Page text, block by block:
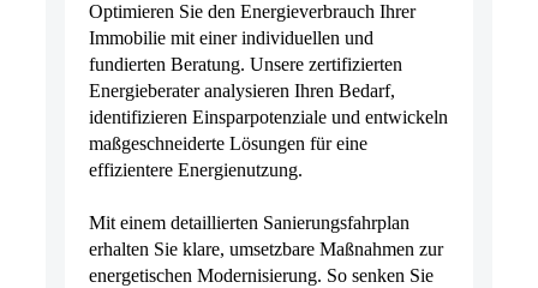
Optimieren Sie den Energieverbrauch Ihrer
Immobilie mit einer individuellen und
fundierten Beratung. Unsere zertifizierten
Energieberater analysieren Ihren Bedarf,
identifizieren Einsparpotenziale und entwickeln
maßgeschneiderte Lösungen für eine
effizientere Energienutzung.
Mit einem detaillierten Sanierungsfahrplan
erhalten Sie klare, umsetzbare Maßnahmen zur
energetischen Modernisierung. So senken Sie